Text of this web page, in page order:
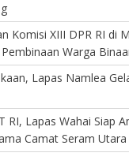
Komisi XIII DPR RI di
Warga
Lapas Namlea
RI, Lapas Wahai Siap
Camat Seram Utara